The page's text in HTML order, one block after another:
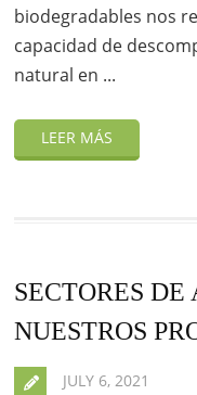
biodegradables nos
capacidad de
natural en ...
SECTORES
NUESTROS
JULY 6, 2021